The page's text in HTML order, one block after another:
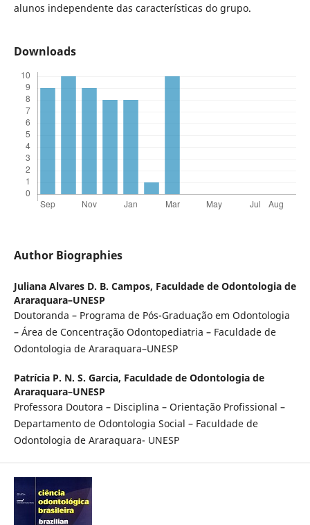
alunos independente das características do grupo.
Downloads
Author Biographies
Juliana Alvares D. B. Campos, Faculdade de Odontologia de
Araraquara–UNESP
Doutoranda – Programa de Pós-Graduação em Odontologia
– Área de Concentração Odontopediatria – Faculdade de
Odontologia de Araraquara–UNESP
Patrícia P. N. S. Garcia, Faculdade de Odontologia de
Araraquara–UNESP
Professora Doutora – Disciplina – Orientação Profissional –
Departamento de Odontologia Social – Faculdade de
Odontologia de Araraquara- UNESP